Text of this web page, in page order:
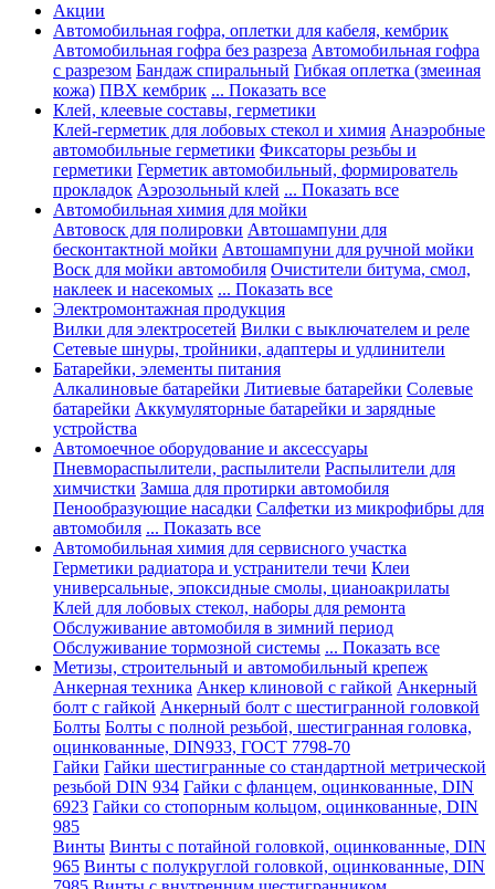
Акции
Автомобильная гофра, оплетки для кабеля, кембрик
Автомобильная гофра без разреза Автомобильная гофра
с разрезом Бандаж спиральный Гибкая оплетка (змеиная
кожа) ПВХ кембрик ... Показать все
Клей, клеевые составы, герметики
Клей-герметик для лобовых стекол и химия Анаэробные
автомобильные герметики Фиксаторы резьбы и
герметики Герметик автомобильный, формирователь
прокладок Аэрозольный клей ... Показать все
Автомобильная химия для мойки
Автовоск для полировки Автошампуни для
бесконтактной мойки Автошампуни для ручной мойки
Воск для мойки автомобиля Очистители битума, смол,
наклеек и насекомых ... Показать все
Электромонтажная продукция
Вилки для электросетей Вилки с выключателем и реле
Сетевые шнуры, тройники, адаптеры и удлинители
Батарейки, элементы питания
Алкалиновые батарейки Литиевые батарейки Солевые
батарейки Аккумуляторные батарейки и зарядные
устройства
Автомоечное оборудование и аксессуары
Пневмораспылители, распылители Распылители для
химчистки Замша для протирки автомобиля
Пенообразующие насадки Салфетки из микрофибры для
автомобиля ... Показать все
Автомобильная химия для сервисного участка
Герметики радиатора и устранители течи Клеи
универсальные, эпоксидные смолы, цианоакрилаты
Клей для лобовых стекол, наборы для ремонта
Обслуживание автомобиля в зимний период
Обслуживание тормозной системы ... Показать все
Метизы, строительный и автомобильный крепеж
Анкерная техника Анкер клиновой с гайкой Анкерный
болт с гайкой Анкерный болт с шестигранной головкой
Болты Болты с полной резьбой, шестигранная головка,
оцинкованные, DIN933, ГОСТ 7798-70
Гайки Гайки шестигранные со стандартной метрической
резьбой DIN 934 Гайки с фланцем, оцинкованные, DIN
6923 Гайки со стопорным кольцом, оцинкованные, DIN
985
Винты Винты с потайной головкой, оцинкованные, DIN
965 Винты с полукруглой головкой, оцинкованные, DIN